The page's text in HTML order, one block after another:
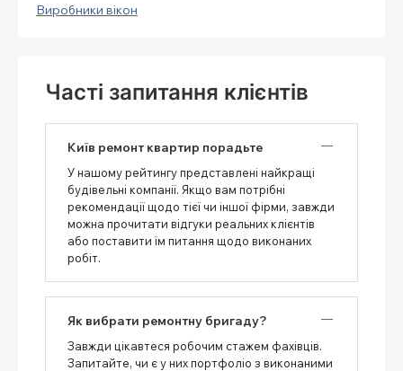
Виробники вікон
Часті запитання клієнтів
Київ ремонт квартир порадьте
У нашому рейтингу представлені найкращі
будівельні компанії. Якщо вам потрібні
рекомендації щодо тієї чи іншої фірми, завжди
можна прочитати відгуки реальних клієнтів
або поставити їм питання щодо виконаних
робіт.
Як вибрати ремонтну бригаду?
Завжди цікавтеся робочим стажем фахівців.
Запитайте, чи є у них портфоліо з виконаними